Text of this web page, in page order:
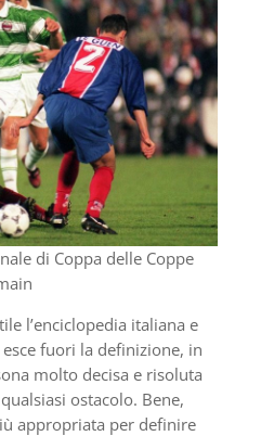
di Coppa delle Coppe
l’enciclopedia italiana e
fuori la definizione, in
molto decisa e risoluta
ostacolo. Bene,
appropriata per definire